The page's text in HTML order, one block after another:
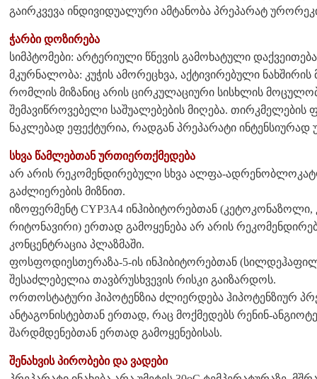
გაირკვევა ინდივიდუალური ამტანობა პრეპარატ
ჭარბი დოზირება
სიმპტომები: არტერიული წნევის გამოხატული
მკურნალობა: კუჭის ამორეცხვა, აქტივირებული
რომლის მიზანიც არის ცირკულაციური სისხლის
შემავიწროვებელი საშუალებების მიღება.
ნაკლებად ეფექტურია, რადგან პრეპარატი ინტენსიურად
სხვა წამლებთან ურთიერთქმედება
არ არის რეკომენდირებული სხვა ალფა-
გაძლიერების მიზნით.
იზოფერმენტ CYP3A4 ინჰიბიტორებთან
რიტონავირი) ერთად გამოყენება არ არის
კონცენტრაცია პლაზმაში.
ფოსფოდიესთერაზა-5-ის ინჰიბიტორებთან
შესაძლებელია თავბრუსხვევის რისკი გაიზარდოს.
ორთოსტატური ჰიპოტენზია ძლიერდება ჰიპოტენზიურ
ანტაგონისტებთან ერთად, რაც მოქმედებს რენინ-
შარდმდენებთან ერთად გამოყენებისას.
შენახვის პირობები და ვადები